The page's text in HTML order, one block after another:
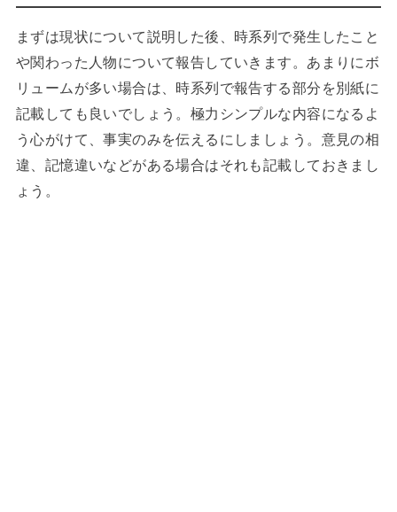
まずは現状について説明した後、時系列で発生したこと
や関わった人物について報告していきます。あまりにボ
リュームが多い場合は、時系列で報告する部分を別紙に
記載しても良いでしょう。極力シンプルな内容になるよ
う心がけて、事実のみを伝えるにしましょう。意見の相
違、記憶違いなどがある場合はそれも記載しておきまし
ょう。